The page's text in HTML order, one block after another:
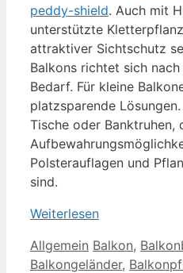
peddy-shield. Auch mit
unterstützte
attraktiver Sichtschutz
Balkons richtet sich
Bedarf. Für kleine
platzsparende
Tische oder Banktruhen,
Polsterauflagen und
sind.
Weiterlesen
Kategorien
Allgemein Schlagwörter
Balkon,
Balkongeländer,